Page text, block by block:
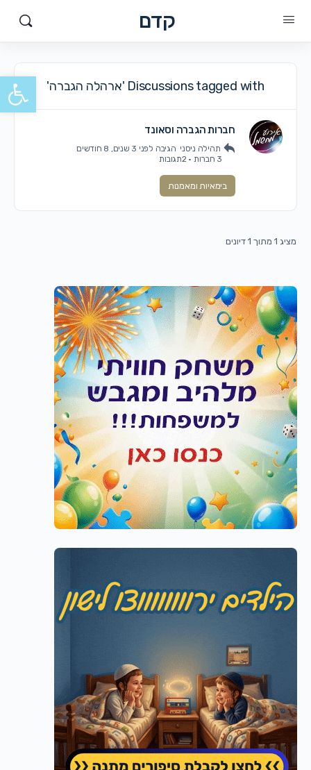
קדם
Discussions tagged with 'ארהלה הגברה'
חברות הגברה וסאונד
תהילה ניסני הגיבה לפני 3 שנים, 8 חודשים
3 חברות
· 2תגובות
בימאיות ומאמנות
מציג 1 מתוך 1 דיונים
פתח